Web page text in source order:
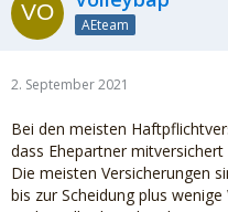
AEteam
2. September 2021
Bei den meisten
dass Ehepartner mitversichert
Die meisten Versicherungen
bis zur Scheidung plus